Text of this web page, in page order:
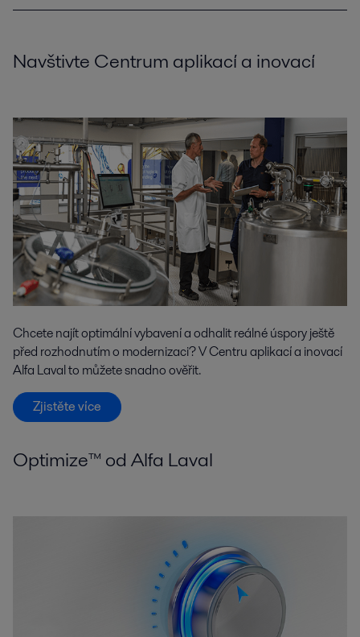
Navštivte Centrum aplikací a inovací
Chcete najít optimální vybavení a odhalit reálné úspory ještě
před rozhodnutím o modernizaci? V Centru aplikací a inovací
Alfa Laval to můžete snadno ověřit.
Zjistěte více
Optimize™ od Alfa Laval